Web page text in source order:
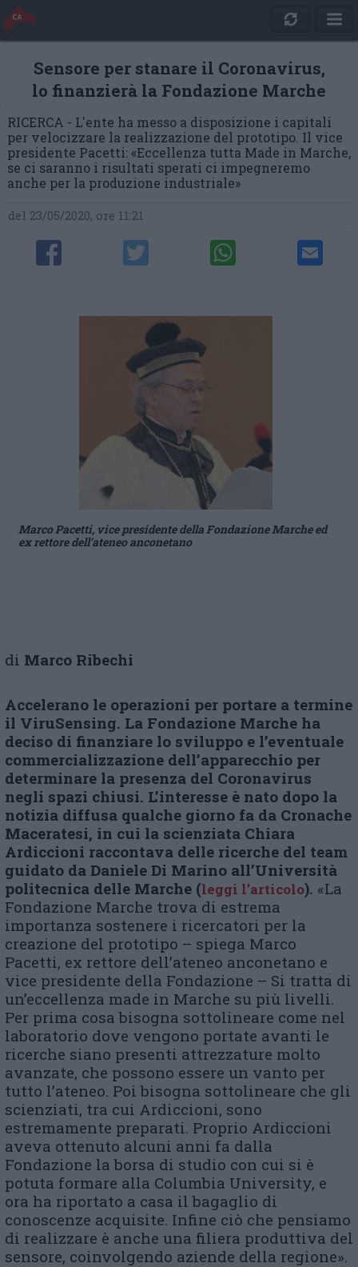
Sensore per stanare il Coronavirus,
lo finanzierà la Fondazione Marche
RICERCA - L'ente ha messo a disposizione i capitali
per velocizzare la realizzazione del prototipo. Il vice
presidente Pacetti: «Eccellenza tutta Made in Marche,
se ci saranno i risultati sperati ci impegneremo
anche per la produzione industriale»
del 23/05/2020, ore 11:21
Marco Pacetti, vice presidente della Fondazione Marche ed
ex rettore dell’ateneo anconetano
di Marco Ribechi
Accelerano le operazioni per portare a termine
il ViruSensing. La Fondazione Marche ha
deciso di finanziare lo sviluppo e l’eventuale
commercializzazione dell’apparecchio per
determinare la presenza del Coronavirus
negli spazi chiusi. L’interesse è nato dopo la
notizia diffusa qualche giorno fa da Cronache
Maceratesi, in cui la scienziata Chiara
Ardiccioni raccontava delle ricerche del team
guidato da Daniele Di Marino all’Università
politecnica delle Marche (leggi l’articolo). «La
Fondazione Marche trova di estrema
importanza sostenere i ricercatori per la
creazione del prototipo – spiega Marco
Pacetti, ex rettore dell’ateneo anconetano e
vice presidente della Fondazione – Si tratta di
un’eccellenza made in Marche su più livelli.
Per prima cosa bisogna sottolineare come nel
laboratorio dove vengono portate avanti le
ricerche siano presenti attrezzature molto
avanzate, che possono essere un vanto per
tutto l’ateneo. Poi bisogna sottolineare che gli
scienziati, tra cui Ardiccioni, sono
estremamente preparati. Proprio Ardiccioni
aveva ottenuto alcuni anni fa dalla
Fondazione la borsa di studio con cui si è
potuta formare alla Columbia University, e
ora ha riportato a casa il bagaglio di
conoscenze acquisite. Infine ciò che pensiamo
di realizzare è anche una filiera produttiva del
sensore, coinvolgendo aziende della regione».